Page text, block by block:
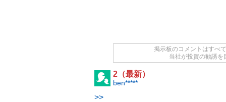
掲示板のコメントはすべ
当社が投資の勧誘
2（最新）
ben*****
>>